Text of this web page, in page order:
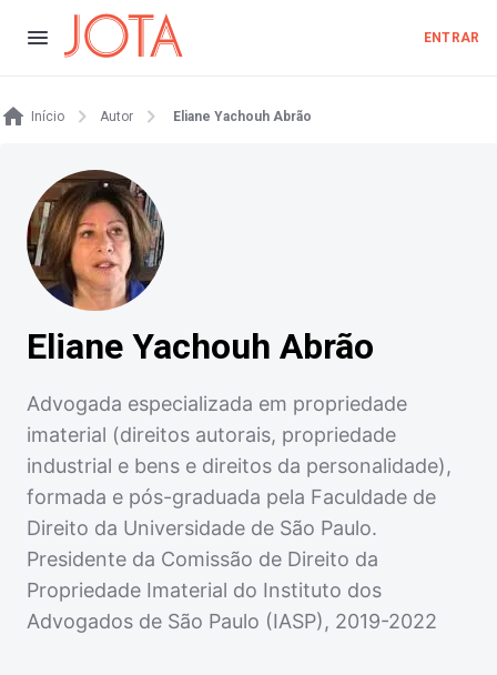
ENTRAR
Início Autor Eliane Yachouh Abrão
Eliane Yachouh Abrão
Advogada especializada em propriedade
imaterial (direitos autorais, propriedade
industrial e bens e direitos da personalidade),
formada e pós-graduada pela Faculdade de
Direito da Universidade de São Paulo.
Presidente da Comissão de Direito da
Propriedade Imaterial do Instituto dos
Advogados de São Paulo (IASP), 2019-2022